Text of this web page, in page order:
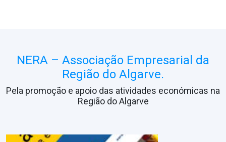
NERA – Associação Empresarial da
Região do Algarve.
Pela promoção e apoio das atividades económicas na
Região do Algarve